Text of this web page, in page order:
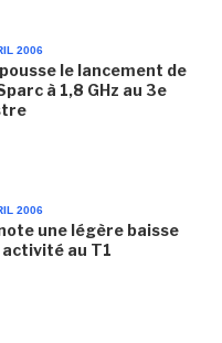
2006
le lancement de
à 1,8 GHz au 3e
2006
une légère baisse
activité au T1